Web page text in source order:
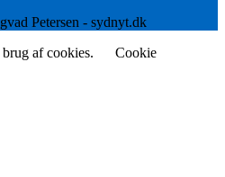
Petersen - sydnyt.dk
af cookies.
Cookie